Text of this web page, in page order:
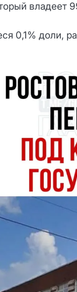
владеет
0,1% доли,